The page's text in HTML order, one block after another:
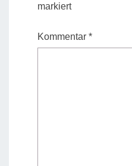
markiert
Kommentar *